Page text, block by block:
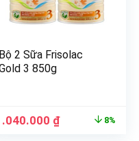
Bộ 2 Sữa Frisolac
3 850g
₫ 8%